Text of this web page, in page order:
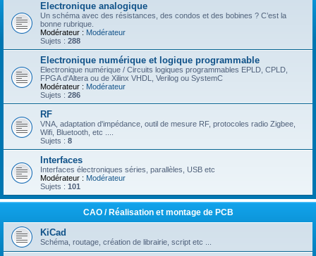
Electronique analogique
Un schéma avec des résistances, des condos et des bobines ? C’est la
bonne rubrique.
Modérateur : Modérateur
Sujets : 288
Electronique numérique et logique programmable
Electronique numérique / Circuits logiques programmables EPLD, CPLD,
FPGA d'Altera ou de Xilinx VHDL, Verilog ou SystemC
Modérateur : Modérateur
Sujets : 286
RF
VNA, adaptation d'impédance, outil de mesure RF, protocoles radio Zigbee,
Wifi, Bluetooth, etc ....
Sujets : 8
Interfaces
Interfaces électroniques séries, parallèles, USB etc
Modérateur : Modérateur
Sujets : 101
CAO / Réalisation et montage de PCB
KiCad
Schéma, routage, création de librairie, script etc ...